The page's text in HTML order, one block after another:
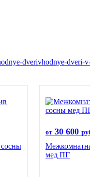
dverivhodnye-dveri-
от 30 600
мед ПГ